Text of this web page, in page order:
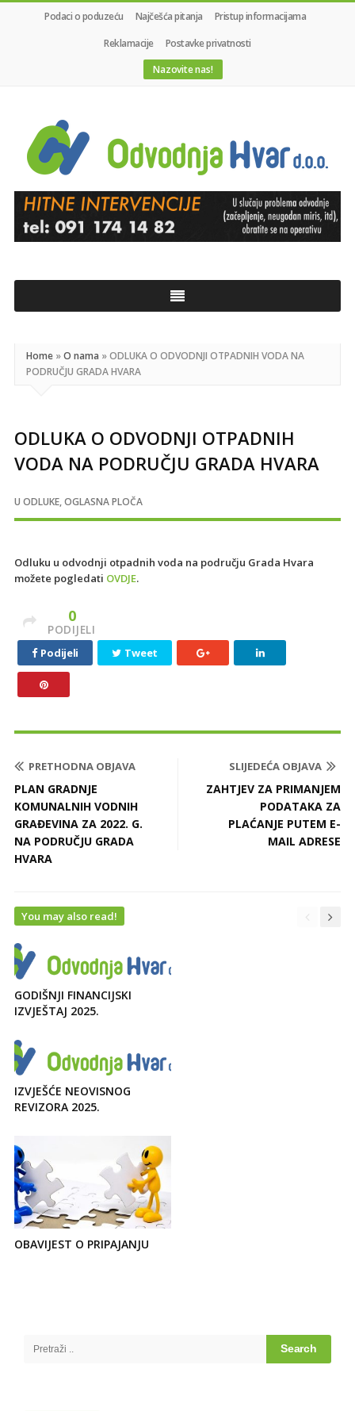
Podaci o poduzeću Najčešća pitanja
Pristup informacijama
Reklamacije
Postavke privatnosti
Nazovite nas!
Hvar
d.o.o.
Home »O nama »ODLUKA O ODVODNJI OTPADNIH VODA NA
PODRUČJU GRADA HVARA
ODLUKA O ODVODNJI OTPADNIH
VODA NA PODRUČJU GRADA HVARA
U ODLUKE,OGLASNA PLOČA
Odluku u odvodnji otpadnih voda na području Grada Hvara
možete pogledati OVDJE.
0
PODIJELI
Podijeli
Tweet
PRETHODNA OBJAVA
PLAN GRADNJE
KOMUNALNIH VODNIH
GRAĐEVINA ZA 2022. G.
NA PODRUČJU GRADA
HVARA
SLIJEDEĆA OBJAVA
ZAHTJEV ZA PRIMANJEM
PODATAKA ZA
PLAĆANJE PUTEM E-
MAIL ADRESE
You may also read!
GODIŠNJI FINANCIJSKI
IZVJEŠTAJ 2025.
IZVJEŠĆE NEOVISNOG
REVIZORA 2025.
OBAVIJEST O PRIPAJANJU
Search